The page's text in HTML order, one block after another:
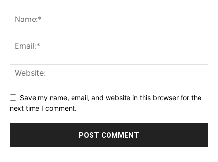
Save my name, email, and website in this browser for the
next time I comment.